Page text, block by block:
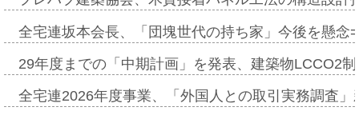
全宅連坂本会長、「団塊世代の持ち家」今後を懸
29年度までの「中期計画」を発表、建築物LCCO2
全宅連2026年度事業、「外国人との取引実務調査